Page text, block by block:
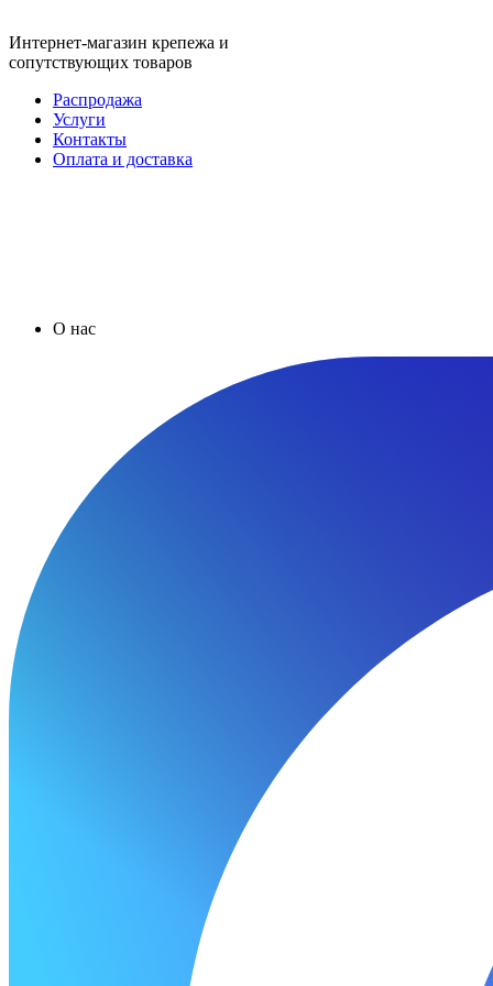
Интернет-магазин крепежа и
сопутствующих товаров
Распродажа
Услуги
Контакты
Оплата и доставка
О нас